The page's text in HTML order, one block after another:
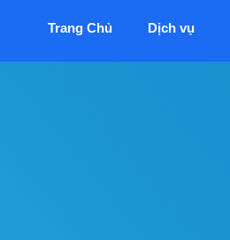
Trang Chủ Dịch vụ